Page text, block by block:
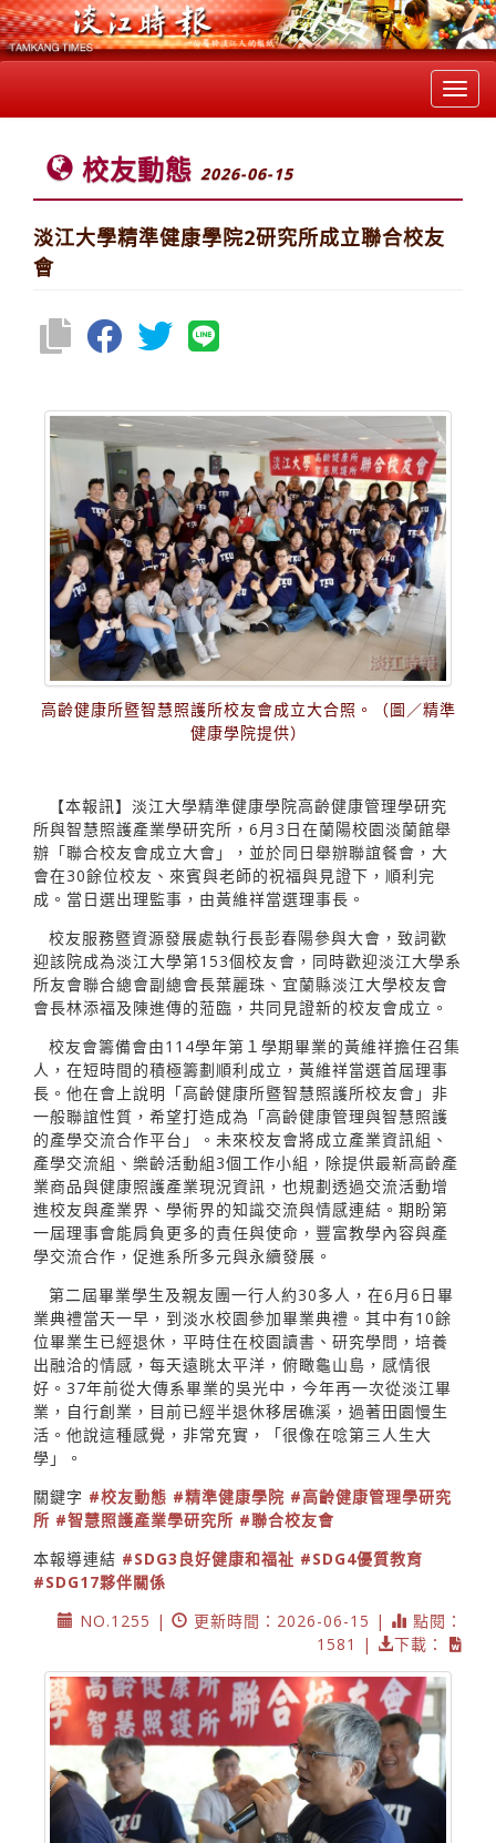
校友動態 2026-06-15
淡江大學精準健康學院2研究所成立聯合校友
會
高齡健康所暨智慧照護所校友會成立大合照。（圖／精準
健康學院提供）
【本報訊】淡江大學精準健康學院高齡健康管理學研究
所與智慧照護產業學研究所，6月3日在蘭陽校園淡蘭館舉
辦「聯合校友會成立大會」，並於同日舉辦聯誼餐會，大
會在30餘位校友、來賓與老師的祝福與見證下，順利完
成。當日選出理監事，由黃維祥當選理事長。
校友服務暨資源發展處執行長彭春陽參與大會，致詞歡
迎該院成為淡江大學第153個校友會，同時歡迎淡江大學系
所友會聯合總會副總會長葉麗珠、宜蘭縣淡江大學校友會
會長林添福及陳進傳的蒞臨，共同見證新的校友會成立。
校友會籌備會由114學年第１學期畢業的黃維祥擔任召集
人，在短時間的積極籌劃順利成立，黃維祥當選首屆理事
長。他在會上說明「高齡健康所暨智慧照護所校友會」非
一般聯誼性質，希望打造成為「高齡健康管理與智慧照護
的產學交流合作平台」。未來校友會將成立產業資訊組、
產學交流組、樂齡活動組3個工作小組，除提供最新高齡產
業商品與健康照護產業現況資訊，也規劃透過交流活動增
進校友與產業界、學術界的知識交流與情感連結。期盼第
一屆理事會能肩負更多的責任與使命，豐富教學內容與產
學交流合作，促進系所多元與永續發展。
第二屆畢業學生及親友團一行人約30多人，在6月6日畢
業典禮當天一早，到淡水校園參加畢業典禮。其中有10餘
位畢業生已經退休，平時住在校園讀書、研究學問，培養
出融洽的情感，每天遠眺太平洋，俯瞰龜山島，感情很
好。37年前從大傳系畢業的吳光中，今年再一次從淡江畢
業，自行創業，目前已經半退休移居礁溪，過著田園慢生
活。他說這種感覺，非常充實，「很像在唸第三人生大
學」。
關鍵字 #校友動態 #精準健康學院 #高齡健康管理學研究
所 #智慧照護產業學研究所 #聯合校友會
本報導連結 #SDG3良好健康和福祉 #SDG4優質教育
#SDG17夥伴關係
NO.1255 |
更新時間：2026-06-15 |
點閱：
1581 |
下載：